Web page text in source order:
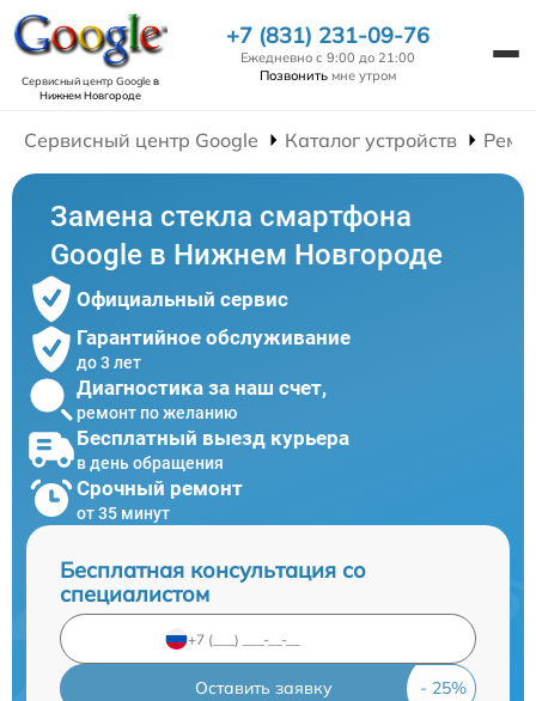
Сервисный центр Googleв
Нижнем Новгороде
+7 (831) 231-09-76
Ежедневно с 9:00 до 21:00
Позвонить мне утром
Сервисный центр Google Каталог устройств
Замена стекла смартфона
Google в Нижнем Новгороде
Официальный сервис
Гарантийное обслуживание
до 3 лет
Диагностика за наш счет,
ремонт по желанию
Бесплатный выезд курьера
в день обращения
Срочный ремонт
от 35 минут
Бесплатная консультация со
специалистом
Оставить заявку